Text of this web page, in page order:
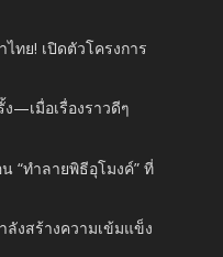
ทย! เปิดตัวโครงการ
—เมื่อเรื่องราวดีๆ
“ทำลายพิธีอุโมงค์” ที่
งสร้างความเข้มแข็ง